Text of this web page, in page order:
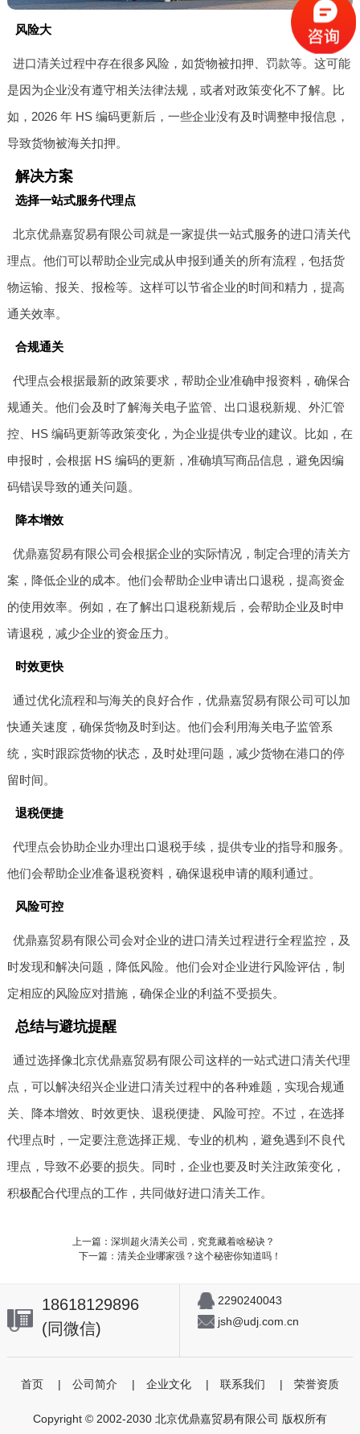
风险大
进口清关过程中存在很多风险，如货物被扣押、罚款等。这可能
是因为企业没有遵守相关法律法规，或者对政策变化不了解。比
如，2026 年 HS 编码更新后，一些企业没有及时调整申报信息，
导致货物被海关扣押。
解决方案
选择一站式服务代理点
北京优鼎嘉贸易有限公司就是一家提供一站式服务的进口清关代
理点。他们可以帮助企业完成从申报到通关的所有流程，包括货
物运输、报关、报检等。这样可以节省企业的时间和精力，提高
通关效率。
合规通关
代理点会根据最新的政策要求，帮助企业准确申报资料，确保合
规通关。他们会及时了解海关电子监管、出口退税新规、外汇管
控、HS 编码更新等政策变化，为企业提供专业的建议。比如，在
申报时，会根据 HS 编码的更新，准确填写商品信息，避免因编
码错误导致的通关问题。
降本增效
优鼎嘉贸易有限公司会根据企业的实际情况，制定合理的清关方
案，降低企业的成本。他们会帮助企业申请出口退税，提高资金
的使用效率。例如，在了解出口退税新规后，会帮助企业及时申
请退税，减少企业的资金压力。
时效更快
通过优化流程和与海关的良好合作，优鼎嘉贸易有限公司可以加
快通关速度，确保货物及时到达。他们会利用海关电子监管系
统，实时跟踪货物的状态，及时处理问题，减少货物在港口的停
留时间。
退税便捷
代理点会协助企业办理出口退税手续，提供专业的指导和服务。
他们会帮助企业准备退税资料，确保退税申请的顺利通过。
风险可控
优鼎嘉贸易有限公司会对企业的进口清关过程进行全程监控，及
时发现和解决问题，降低风险。他们会对企业进行风险评估，制
定相应的风险应对措施，确保企业的利益不受损失。
总结与避坑提醒
通过选择像北京优鼎嘉贸易有限公司这样的一站式进口清关代理
点，可以解决绍兴企业进口清关过程中的各种难题，实现合规通
关、降本增效、时效更快、退税便捷、风险可控。不过，在选择
代理点时，一定要注意选择正规、专业的机构，避免遇到不良代
理点，导致不必要的损失。同时，企业也要及时关注政策变化，
积极配合代理点的工作，共同做好进口清关工作。
上一篇：深圳超火清关公司，究竟藏着啥秘诀？
下一篇：清关企业哪家强？这个秘密你知道吗！
18618129896
(同微信)
2290240043
jsh@udj.com.cn
首页 | 公司简介 | 企业文化 | 联系我们 | 荣誉资质
Copyright © 2002-2030 北京优鼎嘉贸易有限公司 版权所有